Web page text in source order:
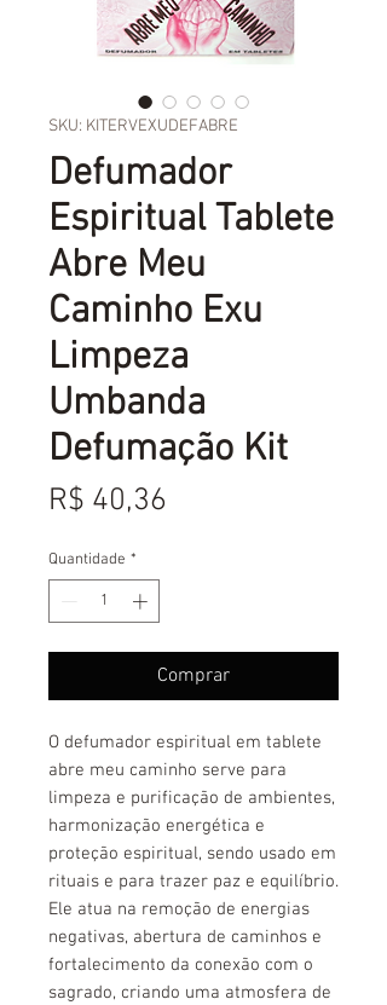
SKU: KITERVEXUDEFABRE
Defumador
Espiritual Tablete
Abre Meu
Caminho Exu
Limpeza
Umbanda
Defumação Kit
R$ 40,36
Quantidade *
Comprar
O defumador espiritual em tablete
abre meu caminho serve para
limpeza e purificação de ambientes,
harmonização energética e
proteção espiritual, sendo usado em
rituais e para trazer paz e equilíbrio.
Ele atua na remoção de energias
negativas, abertura de caminhos e
fortalecimento da conexão com o
sagrado, criando uma atmosfera de